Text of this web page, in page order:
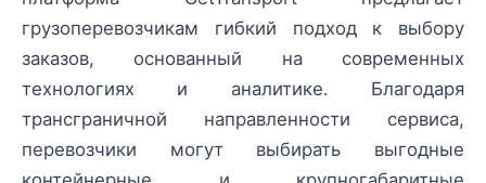
грузоперевозчикам гибкий подход к выбору
заказов, основанный на современных
технологиях и аналитике. Благодаря
трансграничной направленности сервиса,
перевозчики могут выбирать выгодные